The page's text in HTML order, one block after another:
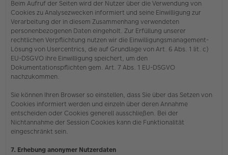
Beim Aufruf der Seiten wird der Nutzer über die Verwendung von
Cookies zu Analysezwecken informiert und seine Einwilligung zur
Verarbeitung der in diesem Zusammenhang verwendeten
personenbezogenen Daten eingeholt. Zur Erfüllung unserer
rechtlichen Verpflichtung nutzen wir die Einwilligungsmanagement-
Lösung von Usercentrics, die auf Grundlage von Art. 6 Abs. 1 lit. c)
EU-DSGVO ihre Einwilligung speichert, um den
Dokumentationspflichten gem. Art. 7 Abs. 1 EU-DSGVO
nachzukommen.
Sie können Ihren Browser so einstellen, dass Sie über das Setzen von
Cookies informiert werden und einzeln über deren Annahme
entscheiden oder Cookies generell ausschließen. Bei der
Nichtannahme der Session Cookies kann die Funktionalität
eingeschränkt sein.
7. Erhebung anonymer Nutzerdaten